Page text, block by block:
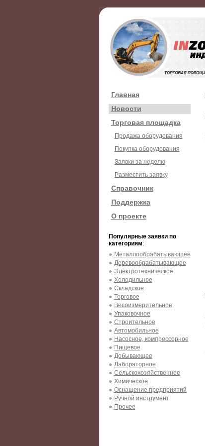
Главная
Новости
Торговая площадка
Продажа оборудования
Покупка оборудования
Заявки за неделю
Разместить заявку
Справочник
Поддержка
О проекте
Популярные заявки по
категориям:
Металлообрабатывающее
Деревообрабатывающее
Электротехническое
Холодильное
Складское
Торговое
Весоизмерительное
Упаковочное
Строительное
Автомобильное
Насосное, компрессорное
Пищевое
Добывающее
Лабораторное
Сельскохозяйственное
Химическое
Оснащение предприятий
Ручной инструмент
Прочее